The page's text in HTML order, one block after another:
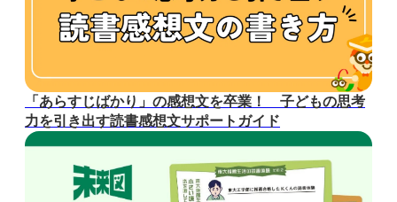
「あらすじばかり」の感想文を卒業！ 子どもの思考
力を引き出す読書感想文サポートガイド